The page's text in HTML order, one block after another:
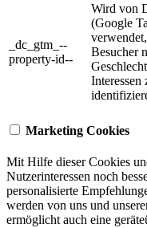
_dc_gtm_--
property-id--
Wird von
(Google
Besucher
Interessen
Marketing Cookies
Mit Hilfe dieser Cookies
Nutzerinteressen noch
personalisierte
werden von uns und
ermöglicht auch eine